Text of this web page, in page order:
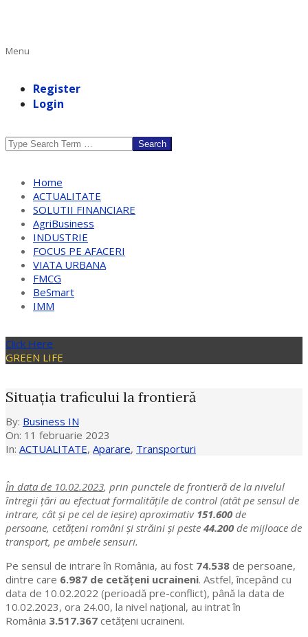
Primary
Menu
Register
Login
Search
Home
ACTUALITATE
SOLUTII FINANCIARE
AgriBusiness
INDUSTRIE
FOCUS PE AFACERI
VIATA URBANA
FMCG
BeSmart
IMM
Click Here
GREEN LIFE
Situația traficului la frontieră
By: Business IN
On: 11 februarie 2023
In: ACTUALITATE, Aparare, Transporturi
În data de 10.02.2023, prin punctele de fro­ntieră de la nivelul
întregii ţări au efectuat formalitățile de control (atât pe sensul de
intrare, cât şi pe cel de ieşire) aproximativ 151.600 de
persoane, cetățeni români și străini și peste 44.200 de mijloace de
transport, pe ambele sensuri.
Pe sensul de intrare în România, au fost 74.538 de persoane,
dintre care 6.987 de cetăţeni ucraineni. Astfel, începând cu
data de 10.02.2022 (perioadă pre-conflict), până la data de
10.02.2023, ora 24.00, la nivel naţional, au intrat în
România 3.517.367 cetăţeni ucraineni.